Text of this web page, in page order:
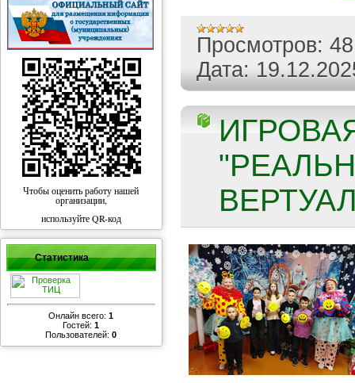
Чтобы оценить работу нашей
организации,
используйте QR-код
Статистика
Онлайн всего:1
Гостей:1
Пользователей:0
Просмотров: 48
Дата: